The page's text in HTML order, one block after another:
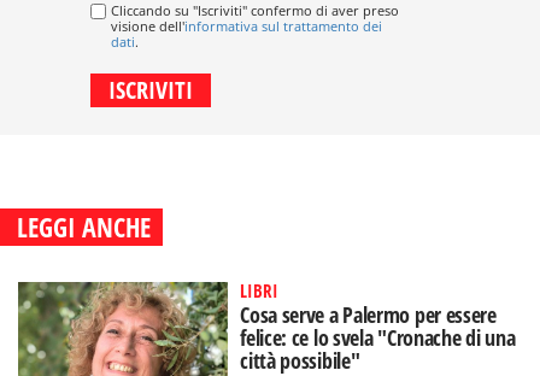
Cliccando su "Iscriviti" confermo di aver preso
visione dell'informativa sul trattamento dei
dati.
LEGGI ANCHE
LIBRI
Cosa serve a Palermo per essere
felice: ce lo svela "Cronache di una
città possibile"